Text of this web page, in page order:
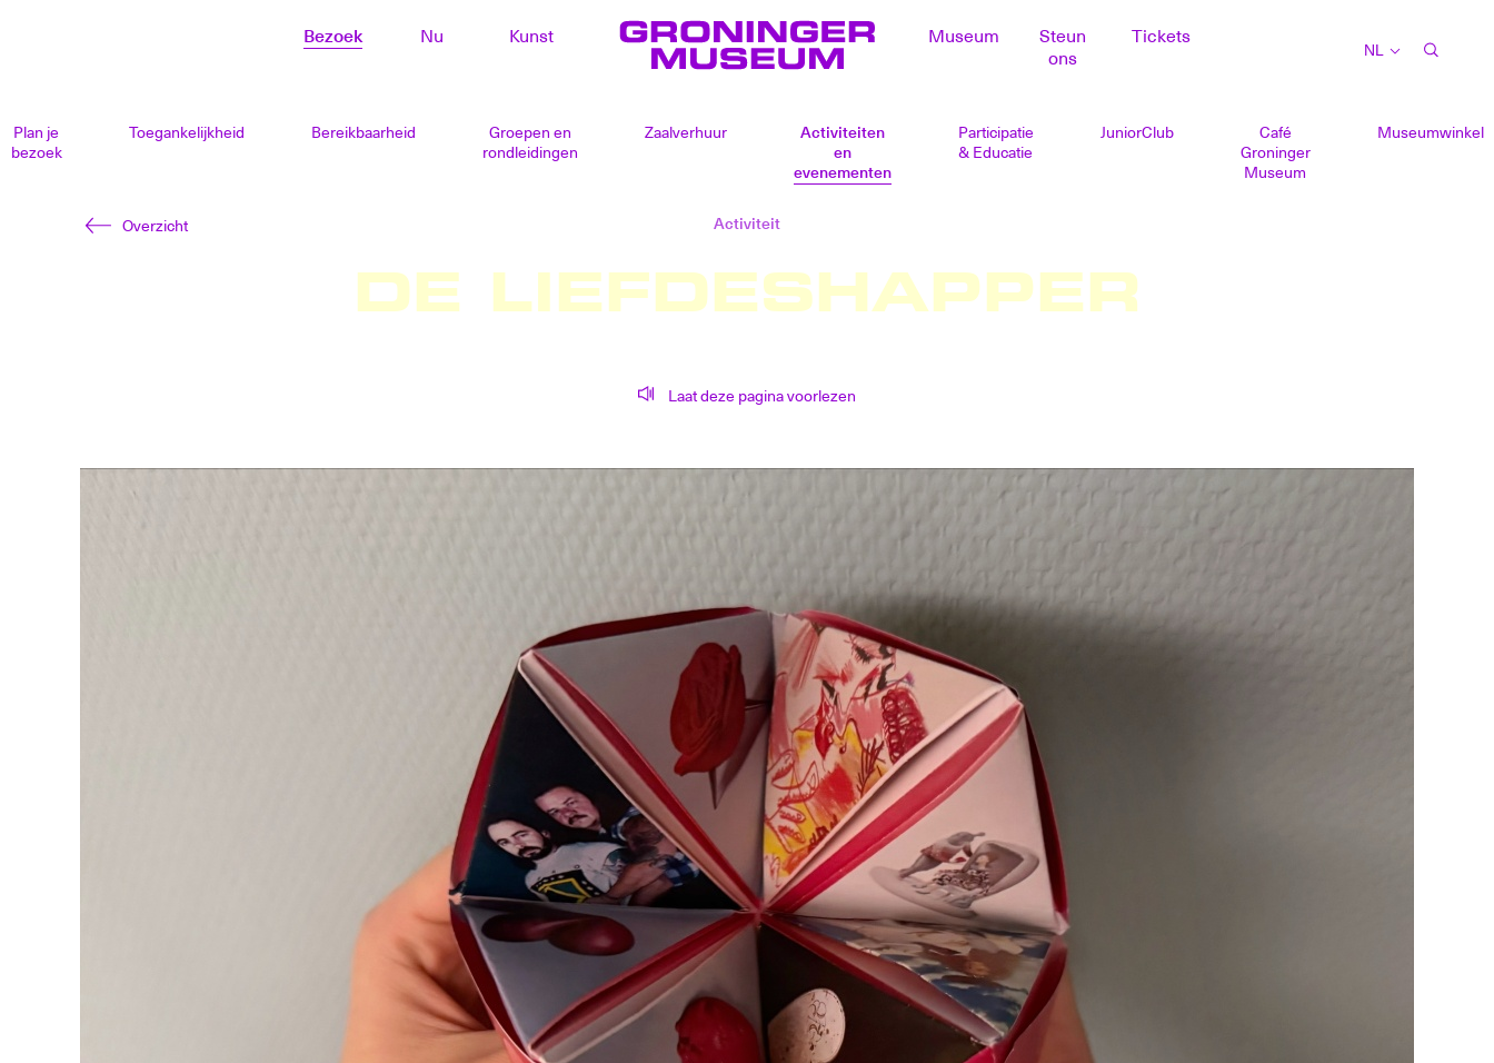
Bezoek Nu Kunst Museum
Steun
ons
Tickets
NL
Plan je
bezoek
Toegankelijkheid Bereikbaarheid
Groepen en
rondleidingen
Zaalverhuur
Activiteiten
en
evenementen
Participatie
& Educatie
JuniorClub
Café
Groninger
Museum
Museumwinkel
Overzicht Activiteit
DE LIEFDESHAPPER
Laat deze pagina voorlezen